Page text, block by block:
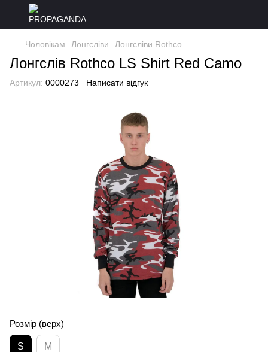
Чоловікам Лонгсліви Лонгсліви Rothco
Лонгслів Rothco LS Shirt Red Camo
Артикул: 0000273 Написати відгук
Розмір (верх)
S M